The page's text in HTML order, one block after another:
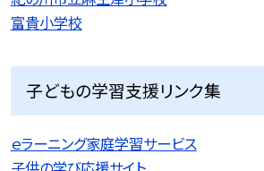
富貴小学校
子どもの学習支援リンク集
ｅラーニング家庭学習サービス